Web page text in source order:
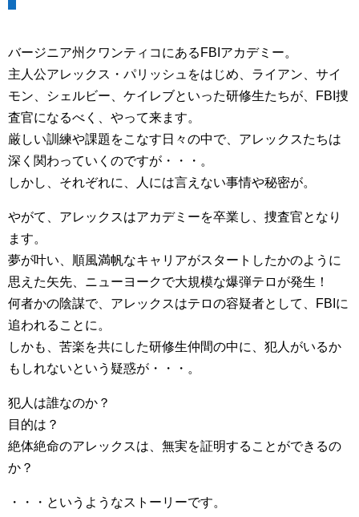
バージニア州クワンティコにあるFBIアカデミー。
主人公アレックス・パリッシュをはじめ、ライアン、サイ
モン、シェルビー、ケイレブといった研修生たちが、FBI捜
査官になるべく、やって来ます。
厳しい訓練や課題をこなす日々の中で、アレックスたちは
深く関わっていくのですが・・・。
しかし、それぞれに、人には言えない事情や秘密が。
やがて、アレックスはアカデミーを卒業し、捜査官となり
ます。
夢が叶い、順風満帆なキャリアがスタートしたかのように
思えた矢先、ニューヨークで大規模な爆弾テロが発生！
何者かの陰謀で、アレックスはテロの容疑者として、FBIに
追われることに。
しかも、苦楽を共にした研修生仲間の中に、犯人がいるか
もしれないという疑惑が・・・。
犯人は誰なのか？
目的は？
絶体絶命のアレックスは、無実を証明することができるの
か？
・・・というようなストーリーです。